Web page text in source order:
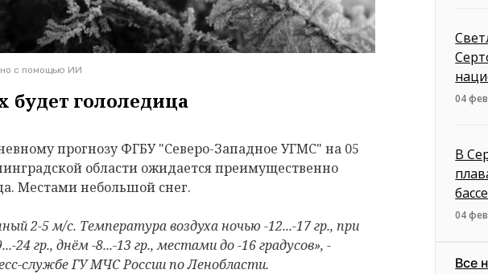
с помощью ИИ
будет гололедица
прогнозу ФГБУ "Северо-Западное УГМС" на 05
области ожидается преимущественно
Местами небольшой снег.
2-5 м/с. Температура воздуха ночью -12...-17 гр., при
24 гр., днём -8...-13 гр., местами до -16 градусов», -
службе ГУ МЧС России по Ленобласти.
04
В
04
Все